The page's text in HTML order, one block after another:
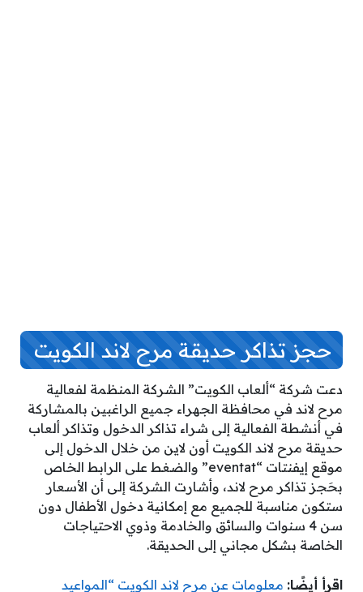
حجز تذاكر حديقة مرح لاند الكويت
دعت شركة “ألعاب الكويت” الشركة المنظمة لفعالية
مرح لاند في محافظة الجهراء جميع الراغبين بالمشاركة
في أنشطة الفعالية إلى شراء تذاكر الدخول وتذاكر ألعاب
حديقة مرح لاند الكويت أون لاين من خلال الدخول إلى
موقع إيفنتات “eventat” والضغط على الرابط الخاص
بحَجز تذاكر مرح لاند، وأشارت الشركة إلى أن الأسعار
ستكون مناسبة للجميع مع إمكانية دخول الأطفال دون
سن 4 سنوات والسائق والخادمة وذوي الاحتياجات
الخاصة بشكل مجاني إلى الحديقة.
اقرأ أيضًا: معلومات عن مرح لاند الكويت “المواعيد